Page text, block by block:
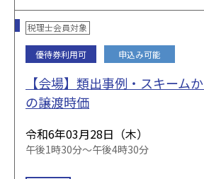
税理士会員対象
優待券利用可 申込み可能
【会場】類出事例・スキーム
の譲渡時価
令和6年03月28日（木）
午後1時30分～午後4時30分